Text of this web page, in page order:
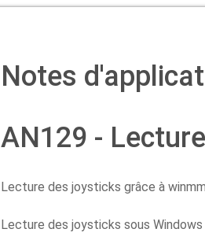
Notes
AN129 -
Lecture des joysticks grâce à
Lecture des joysticks sous